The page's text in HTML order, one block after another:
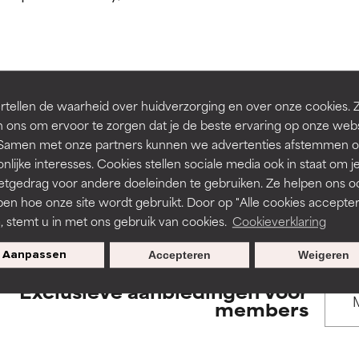
de waarheid over huidverzorging en over onze cookies.
ons om ervoor te zorgen dat je de beste ervaring op onze
met onze partners kunnen we advertenties afstemmen
interesses. Cookies stellen sociale media ook in staat om je
voor andere doeleinden te gebruiken. Ze helpen ons
hoe onze site wordt gebruikt. Door op "Alle cookies
stemt u in met ons gebruik van cookies. Cookieverklaring
Aanpassen Weigeren
Accepteren
BACK TO SEARCH
to assess ingredients in this dictionary. Regulations
irriterend maar kan esthetische, stabiliteits- of andere
is aanwezig. Het risico wordt vergroot als het gecombineerd
ingrediënten.
droogheid, enz. veroorzaken. Kan in sommige gevallen
het algemeen is bewezen dat het meer kwaad dan goed doet.
irriterend maar kan esthetische, stabiliteits- of andere
is aanwezig. Het risico wordt vergroot als het gecombineerd
ingrediënten.
droogheid, enz. veroorzaken. Kan in sommige gevallen
het algemeen is bewezen dat het meer kwaad dan goed doet.
Exclusieve aanbiedingen voor
members